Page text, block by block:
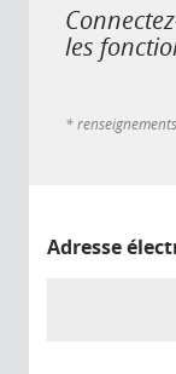
les
*
Adresse